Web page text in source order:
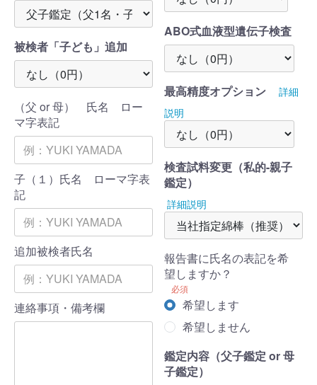
被検者「子ども」追加
（父 or 母） 氏名 ロー
マ字表記
子（１）氏名 ローマ字表
記
追加被検者氏名
連絡事項・備考欄
ABO式血液型遺伝子検査
最高精度オプション
詳細
説明
検査試料変更（私的-親子
鑑定）
詳細説明
報告書に氏名の表記を希
望しますか？
必須
希望します
希望しません
鑑定内容（父子鑑定 or 母
子鑑定）